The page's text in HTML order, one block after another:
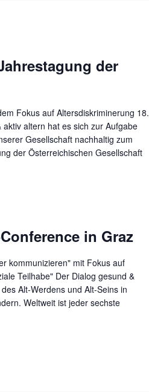
der
Fokus auf Altersdiskriminerung 18.
altern hat es sich zur Aufgabe
Gesellschaft nachhaltig zum
der Österreichischen Gesellschaft
in Graz
kommunizieren" mit Fokus auf
Teilhabe" Der Dialog gesund &
Alt-Werdens und Alt-Seins in
Weltweit ist jeder sechste